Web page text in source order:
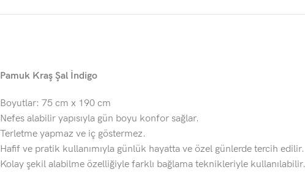
Pamuk Kraş Şal İndigo
Boyutlar: 75 cm x 190 cm
Nefes alabilir yapısıyla gün boyu konfor sağlar.
Terletme yapmaz ve iç göstermez.
Hafif ve pratik kullanımıyla günlük hayatta ve özel günlerde tercih edilir.
Kolay şekil alabilme özelliğiyle farklı bağlama teknikleriyle kullanılabilir.